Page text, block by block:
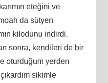
eteğini ve
da sütyen
kilodunu indirdi.
sonra, kendileri de bir
oturduğum yerden
sikimle